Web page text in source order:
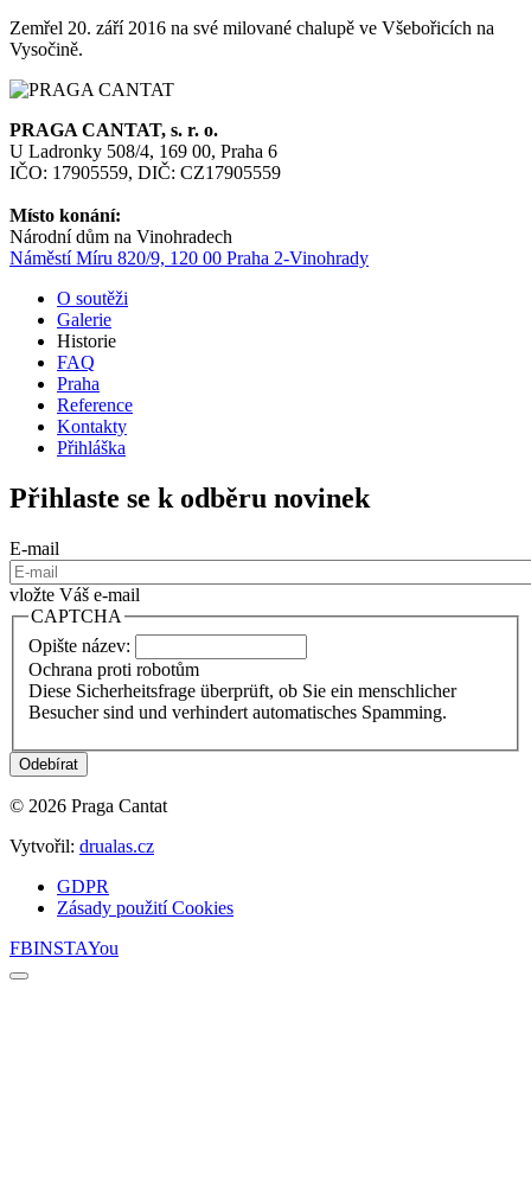
Zemřel 20. září 2016 na své milované chalupě ve Všebořicích na
Vysočině.
PRAGA CANTAT, s. r. o.
U Ladronky 508/4, 169 00, Praha 6
IČO: 17905559, DIČ: CZ17905559
Místo konání:
Národní dům na Vinohradech
Náměstí Míru 820/9, 120 00 Praha 2-Vinohrady
Hlavní
navigace
O soutěži
Galerie
Historie
FAQ
Praha
Reference
Kontakty
Přihláška
Přihlaste se k odběru novinek
E-mail
vložte Váš e-mail
CAPTCHA
Opište název:
Ochrana proti robotům
Diese Sicherheitsfrage überprüft, ob Sie ein menschlicher
Besucher sind und verhindert automatisches Spamming.
© 2026 Praga Cantat
Vytvořil: drualas.cz
Patička
GDPR
Zásady použití Cookies
FBINSTAYou
Back